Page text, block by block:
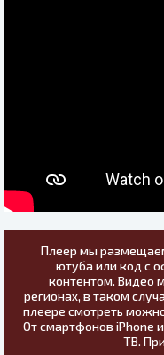
Плеер мы
ютуба или код с
контентом. Видео
регионах, в таком
плеере смотреть
От смартфонов iPhone
ТВ.